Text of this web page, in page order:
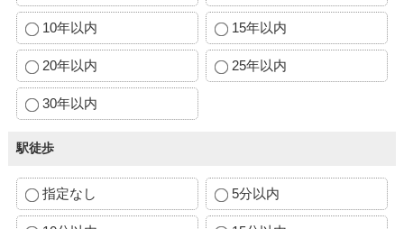
10年以内 15年以内
20年以内 25年以内
30年以内
駅徒歩
指定なし 5分以内